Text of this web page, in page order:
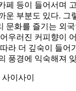
페 등이 들어서며
운 부분도 있다. 그
문화를 즐기는 외
우러진 커피향이
라 더 깊숙이 들어
풍경에 익숙해져 잊
이사이